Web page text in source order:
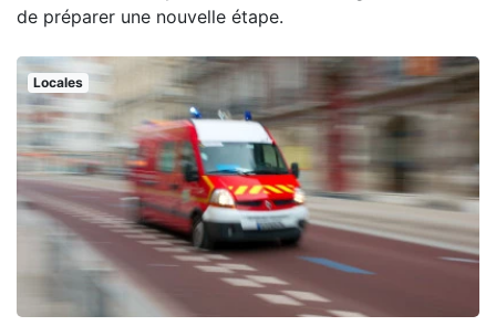
de préparer une nouvelle étape.
Locales